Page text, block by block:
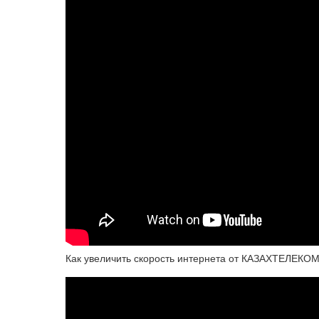
Как увеличить скорость интернета от